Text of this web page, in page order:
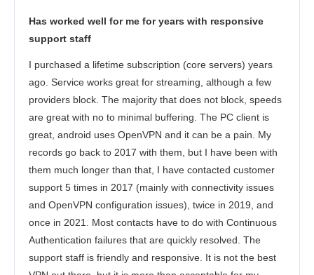
Has worked well for me for years with responsive
support staff
I purchased a lifetime subscription (core servers) years
ago. Service works great for streaming, although a few
providers block. The majority that does not block, speeds
are great with no to minimal buffering. The PC client is
great, android uses OpenVPN and it can be a pain. My
records go back to 2017 with them, but I have been with
them much longer than that, I have contacted customer
support 5 times in 2017 (mainly with connectivity issues
and OpenVPN configuration issues), twice in 2019, and
once in 2021. Most contacts have to do with Continuous
Authentication failures that are quickly resolved. The
support staff is friendly and responsive. It is not the best